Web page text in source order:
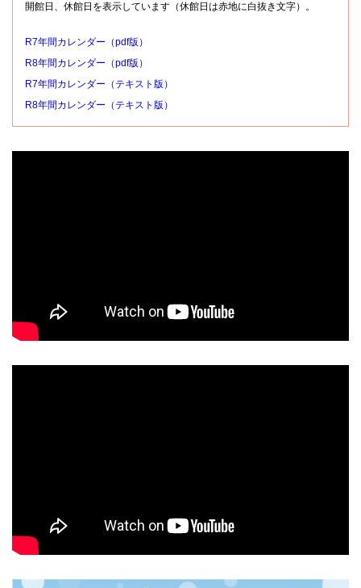
開館日、休館日を表示しています（休館日は赤地に白抜き文字）。
R7年間カレンダー（pdf版）
R8年間カレンダー（pdf版）
R7年間カレンダー（テキスト版）
R8年間カレンダー（テキスト版）